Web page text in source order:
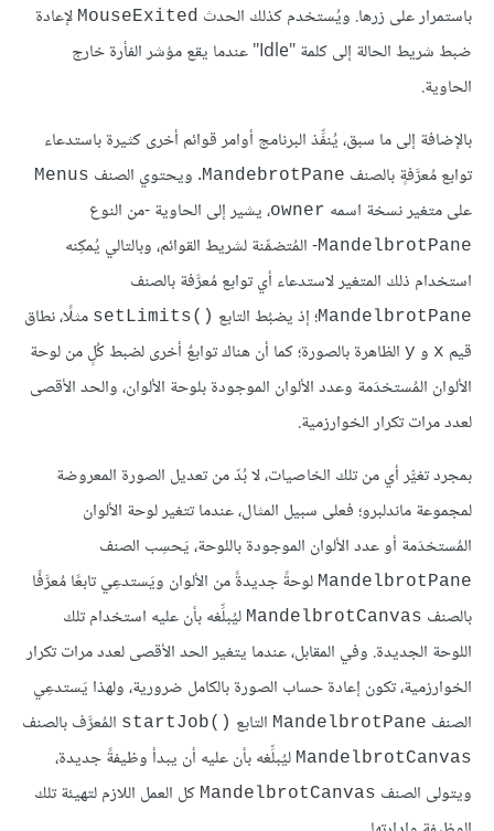
باستمرار على زرها. ويُستخدم كذلك الحدث MouseExited لإعادة
ضبط شريط الحالة إلى كلمة "Idle" عندما يقع مؤشر الفأرة خارج
الحاوية.
بالإضافة إلى ما سبق، يُنفِّذ البرنامج أوامر قوائم أخرى كثيرة باستدعاء
توابع مُعرَّفةٍ بالصنف MandebrotPane. ويحتوي الصنف Menus
على متغير نسخة اسمه owner، يشير إلى الحاوية -من النوع
MandelbrotPane- المُتضمِّنة لشريط القوائم، وبالتالي يُمكِنه
استخدام ذلك المتغير لاستدعاء أي توابع مُعرَّفة بالصنف
MandelbrotPane؛ إذ يضبُط التابع setLimits()‎ مثلًا، نطاق
قيم x و y الظاهرة بالصورة؛ كما أن هناك توابعٌ أخرى لضبط كُلٍ من لوحة
الألوان المُستخدَمة وعدد الألوان الموجودة بلوحة الألوان، والحد الأقصى
لعدد مرات تكرار الخوارزمية.
بمجرد تغيُّر أي من تلك الخاصيات، لا بُدّ من تعديل الصورة المعروضة
لمجموعة ماندلبرو؛ فعلى سبيل المثال، عندما تتغير لوحة الألوان
المُستخدَمة أو عدد الألوان الموجودة باللوحة، يَحسِب الصنف
MandelbrotPane لوحةً جديدةً من الألوان ويَستدعِي تابعًا مُعرَّفًا
بالصنف MandelbrotCanvas ليُبلِّغه بأن عليه استخدام تلك
اللوحة الجديدة. وفي المقابل، عندما يتغير الحد الأقصى لعدد مرات تكرار
الخوارزمية، تكون إعادة حساب الصورة بالكامل ضرورية، ولهذا يَستدعِي
الصنف MandelbrotPane التابع startJob()‎ المُعرَّف بالصنف
MandelbrotCanvas ليُبلِّغه بأن عليه أن يبدأ وظيفةً جديدة،
ويتولى الصنف MandelbrotCanvas كل العمل اللازم لتهيئة تلك